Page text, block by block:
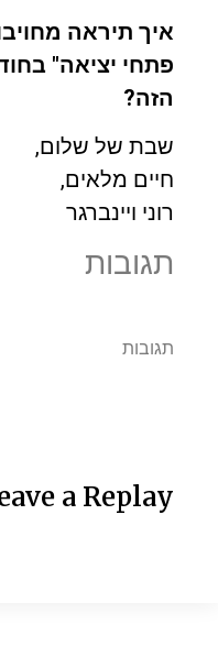
איך תיראה
פתחי יציאה"
הזה?
שבת של שלום,
חיים מלאים,
רוני ויינברגר
תגובות
תגובות
a Replay